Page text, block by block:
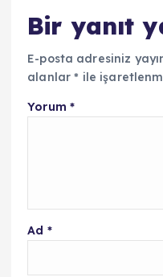
Bir yanıt
E-posta adresiniz
alanlar* ile
Yorum *
Ad *